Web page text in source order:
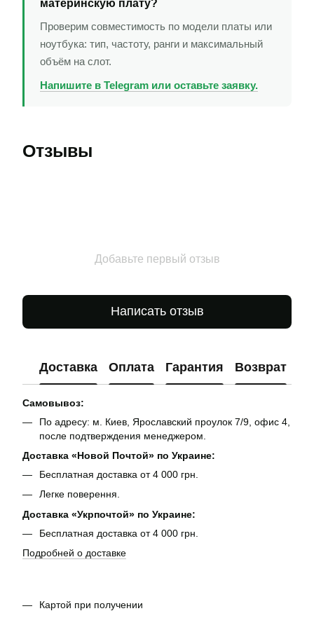
материнскую плату?
Проверим совместимость по модели платы или
ноутбука: тип, частоту, ранги и максимальный
объём на слот.
Напишите в Telegram или оставьте заявку.
Отзывы
Добавьте первый отзыв
Написать отзыв
Доставка Оплата Гарантия Возврат
Самовывоз:
По адресу: м. Киев, Ярославский проулок 7/9, офис 4,
после подтверждения менеджером.
Доставка «Новой Почтой» по Украине:
Бесплатная доставка от 4 000 грн.
Легке поверення.
Доставка «Укрпочтой» по Украине:
Бесплатная доставка от 4 000 грн.
Подробней о доставке
Картой при получении